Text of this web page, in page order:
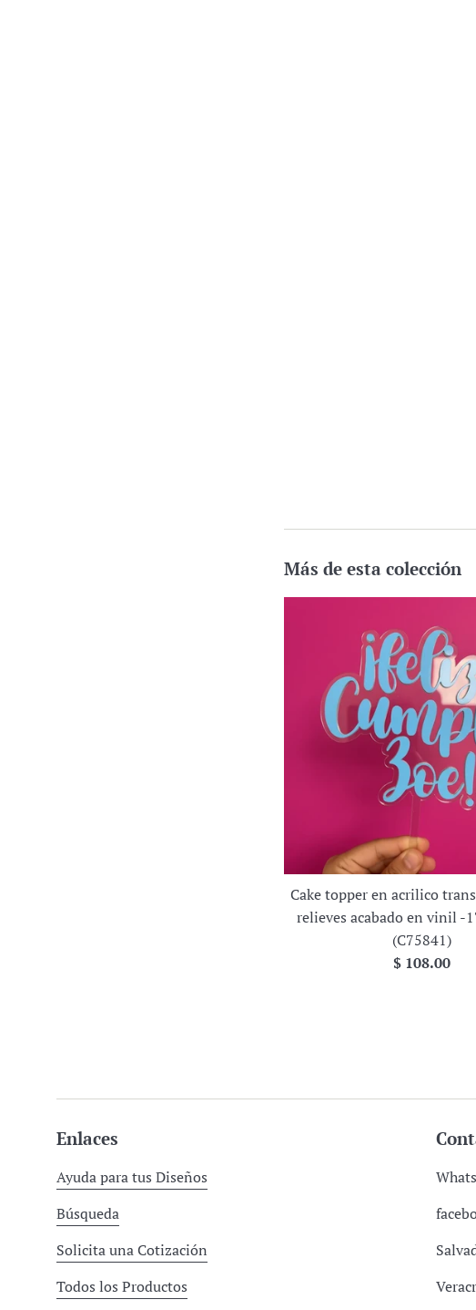
Más de esta colección
Cake topper en acrilico
relieves acabado en vinil -
(C75841)
Precio
$ 108.00
Enlaces
Ayuda para tus Diseños
Búsqueda
Solicita una Cotización
Todos los Productos